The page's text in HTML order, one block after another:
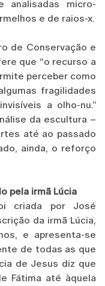
analisadas micro-
e de raios-x.
de Conservação e
que “o recurso a
perceber como
fragilidades
a olho-nu.”
da escultura –
até ao passado
ainda, o reforço
pela irmã Lúcia
criada por José
da irmã Lúcia,
e apresenta-se
de todas as que
de Jesus diz que
Fátima até àquela